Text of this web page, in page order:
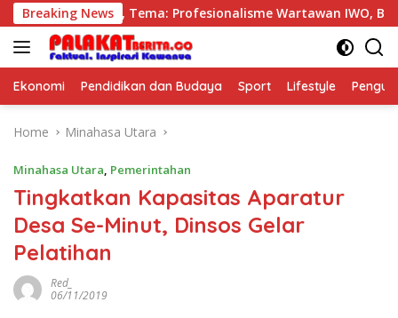
Skip
to
content
Breaking News
IWO dimulai, Tema: Profesionalisme Wartawan IWO,
Ekonomi Pendidikan dan Budaya Sport Lifestyle
Home Minahasa Utara
Minahasa Utara, Pemerintahan
Tingkatkan Kapasitas Aparatur
Desa Se-Minut, Dinsos Gelar
Pelatihan
Red_
06/11/2019